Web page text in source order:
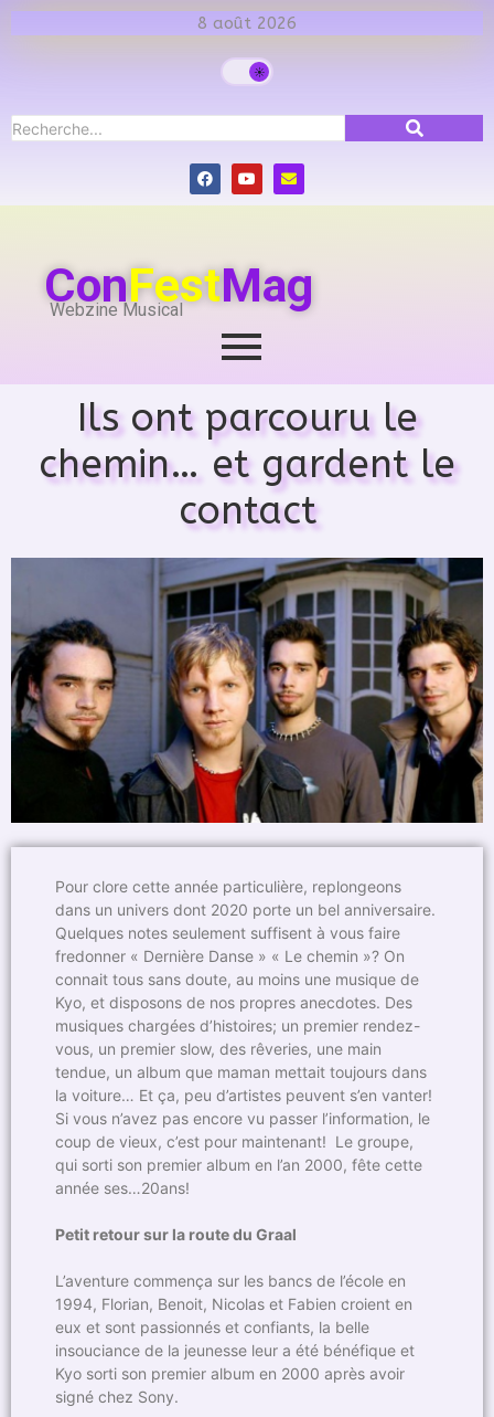
8 août 2026
ConFestMag
Webzine Musical
Ils ont parcouru le
chemin… et gardent le
contact
Pour clore cette année particulière, replongeons
dans un univers dont 2020 porte un bel anniversaire.
Quelques notes seulement suffisent à vous faire
fredonner « Dernière Danse » « Le chemin »? On
connait tous sans doute, au moins une musique de
Kyo, et disposons de nos propres anecdotes. Des
musiques chargées d’histoires; un premier rendez-
vous, un premier slow, des rêveries, une main
tendue, un album que maman mettait toujours dans
la voiture… Et ça, peu d’artistes peuvent s’en vanter!
Si vous n’avez pas encore vu passer l’information, le
coup de vieux, c’est pour maintenant! Le groupe,
qui sorti son premier album en l’an 2000, fête cette
année ses…20ans!
Petit retour sur la route du Graal
L’aventure commença sur les bancs de l’école en
1994, Florian, Benoit, Nicolas et Fabien croient en
eux et sont passionnés et confiants, la belle
insouciance de la jeunesse leur a été bénéfique et
Kyo sorti son premier album en 2000 après avoir
signé chez Sony.